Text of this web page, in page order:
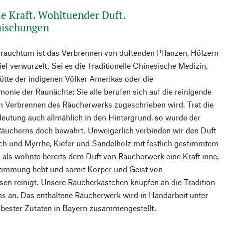
Kraft. Wohltuender Duft.
ist das Verbrennen von duftenden Pflanzen, Hölzern
verwurzelt. Sei es die Traditionelle Chinesische Medizin,
der indigenen Völker Amerikas oder die
der Raunächte: Sie alle berufen sich auf die reinigende
Verbrennen des Räucherwerks zugeschrieben wird. Trat die
auch allmählich in den Hintergrund, so wurde der
doch bewahrt. Unweigerlich verbinden wir den Duft
und Myrrhe, Kiefer und Sandelholz mit festlich gestimmtem
wohnte bereits dem Duft von Räucherwerk eine Kraft inne,
hebt und somit Körper und Geist von
reinigt. Unsere Räucherkästchen knüpfen an die Tradition
an. Das enthaltene Räucherwerk wird in Handarbeit unter
Zutaten in Bayern zusammengestellt.